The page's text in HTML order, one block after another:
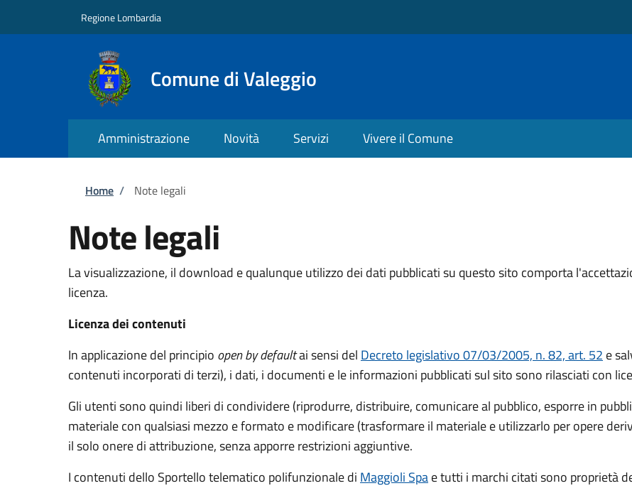
Regione Lombardia
Comune di Valeggio
Amministrazione Novità Servizi Vivere il Comune
Briciole di pane
Home / Note legali
Note legali
La visualizzazione, il download e qualunque utilizzo dei dati pubblicati su questo sito comporta
licenza.
Licenza dei contenuti
In applicazione del principio open by defaultai sensi del Decreto legislativo 07/03/2005, n. 82, art. 52 e
contenuti incorporati di terzi), i dati, i documenti e le informazioni pubblicati sul sito sono rilasciati con
Gli utenti sono quindi liberi di condividere (riprodurre, distribuire, comunicare al pubblico, esporre in
materiale con qualsiasi mezzo e formato e modificare (trasformare il materiale e utilizzarlo per opere
il solo onere di attribuzione, senza apporre restrizioni aggiuntive.
I contenuti dello Sportello telematico polifunzionaledi Maggioli Spae tutti i marchi citati sono proprietà